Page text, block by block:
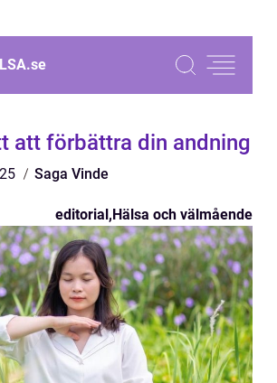
se
att förbättra din andning
Saga Vinde
editorial,Hälsa och välmående